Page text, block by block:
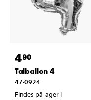
490
Talballon 4
47-0924
Findes på lager i